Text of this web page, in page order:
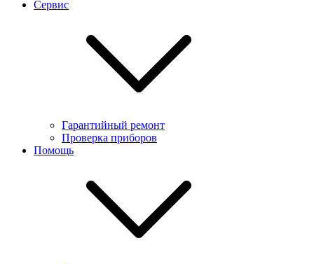
Сервис
Гарантийный ремонт
Проверка приборов
Помощь